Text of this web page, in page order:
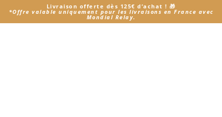
Livraison offerte dès 125€ d’achat ! 🎁
*Offre valable uniquement pour les livraisons en France avec
Mondial Relay.